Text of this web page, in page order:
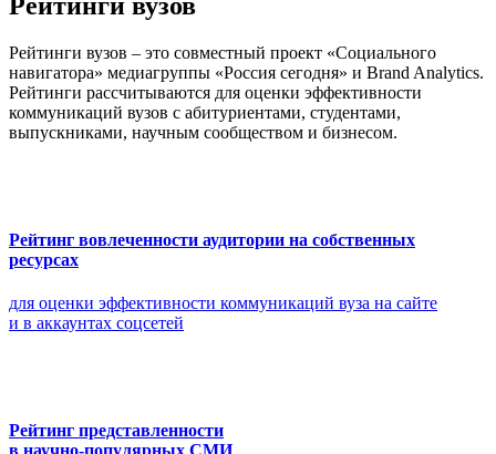
Рейтинги вузов – это совместный проект «Социального
навигатора» медиагруппы «Россия сегодня» и Brand Analytics.
Рейтинги рассчитываются для оценки эффективности
коммуникаций вузов с абитуриентами, студентами,
выпускниками, научным сообществом и бизнесом.
Рейтинг вовлеченности аудитории на собственных
ресурсах
для оценки эффективности коммуникаций вуза на сайте
и в аккаунтах соцсетей
Рейтинг представленности